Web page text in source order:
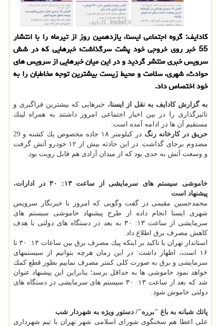
كادایف: گروه اجتماعی ایسنا، یازدهمین روز از تیرماه را با انتشار
55 خبر روی خروجی خود پشت سرگذاشت؛ خبرهایی كه در شش
سرویس خبری منتشر گردید و در این میان خبرهایی از سرویس های
حوادث، شهری، سلامت و محیط زیست بیشترین توجه مخاطبان را به
خود اختصاص داد.
به گزارش كادایف به نقل از ایسنا، خبرهایی كه بیشترین فراگیری و
تاثیرگذاری را در بین اخبار اجتماعی امروز داشتند به همراه لینك
مستقیم آن ها در ادامه آمده است:
حریق در كارخانه رنگ
در كیلومتر ۱۸ جاده مخصوص یك كشته و 29
مصدوم برجای گذاشت. در این حادثه بیش از ۱۲ خودرو آتش گرفت
و وسعت آتش به حدی بود كه از میدان آزادی هم قابل رویت بود.
خاموشی سیستم های سرمایشی از ساعت ۱۳: ۳۰ در ادارات،
پیشنهاد است
محمدحسین مقیمی در گفت وگویی كه امروز با خبرنگار سرویس
شهری ایسنا انجام داده از طرح پیشنهاد خاموشی سیستم های
سرمایشی از ساعت ۱۳: ۳۰ به بعد در دستگاه های دولتی با هدف
كاهش مصرف برق اطلاع داد.
استاندار تهران با تاكید بر اینكه پیك مصرف برق بین ساعات ۱۳: ۳۰ تا
۱۶ است، اظهار داشت: در این زمان هرچه بتوانیم از سیستمهای
سرمایشی و برق به صورت كلی كمتر مصرف نماییم بطور قطع كمك
خواهد نمود خاموشی ها به حداقل برسد؛ بنابراین این پیشنهاد عنوان
شد كه بعد از ساعت ۱۳: ۳۰ سیستم های سرمایشی در دستگاه های
دولتی خاموش شود.
پاتك شبانه به باغ "برره"/ دستور ویژه به شهردار شب
علی اعطا هم سخنگوی شورای اسلامی شهر تهران با تیم شهرداری